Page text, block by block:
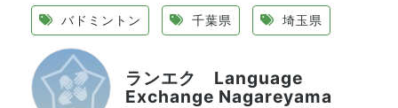
バドミントン 千葉県 埼玉県
ランエク Language
Exchange Nagareyama